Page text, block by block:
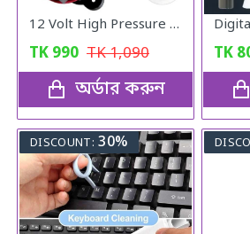
12 Volt High Pressure Full Set Water Pump
TK 990 TK1,090
অর্ডার করুন
TK
DISCOUNT: 30%